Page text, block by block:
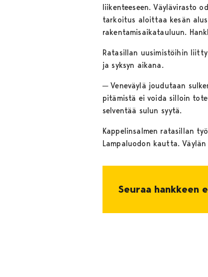
liikenteeseen. Väylävirasto
tarkoitus aloittaa kesän
rakentamisaikatauluun.
Ratasillan uusimistöihin
ja syksyn aikana.
─ Veneväylä joudutaan
pitämistä ei voida silloin
selventää sulun syytä.
Kappelinsalmen ratasillan
Lampaluodon kautta.
Seuraa hankkeen